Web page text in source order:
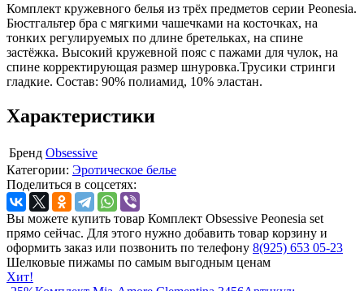
Комплект кружевного белья из трёх предметов серии Peonesia.
Бюстгальтер бра с мягкими чашечками на косточках, на
тонких регулируемых по длине бретельках, на спине
застёжка. Высокий кружевной пояс с пажами для чулок, на
спине корректирующая размер шнуровка.Трусики стринги
гладкие. Состав: 90% полиамид, 10% эластан.
Характеристики
Бренд Obsessive
Категории: Эротическое белье
Поделиться в соцсетях:
Вы можете купить товар Комплект Obsessive Peonesia set
прямо сейчас. Для этого нужно добавить товар корзину и
оформить заказ или позвонить по телефону 8(925) 653 05-23
Шелковые пижамы по самым выгодным ценам
Хит!